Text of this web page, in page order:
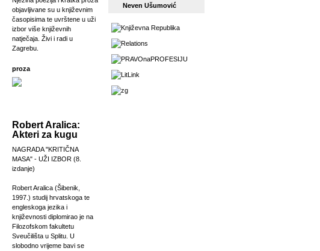
objavljivane su u književnim
časopisima te uvrštene u uži
izbor više književnih
natječaja. Živi i radi u
Zagrebu.
proza
Robert Aralica:
Akteri za kugu
NAGRADA "KRITIČNA
MASA" - UŽI IZBOR (8.
izdanje)
Robert Aralica (Šibenik,
1997.) studij hrvatskoga te
engleskoga jezika i
književnosti diplomirao je na
Filozofskom fakultetu
Sveučilišta u Splitu. U
slobodno vrijeme bavi se
Neven Ušumović